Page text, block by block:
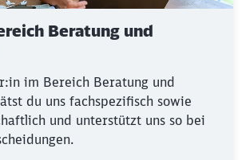
Beratung und
im Bereich Beratung und
du uns fachspezifisch sowie
und unterstützt uns so bei